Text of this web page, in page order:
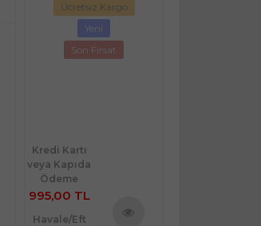
Ücretsiz Kargo
Yeni
Son Fırsat
Kredi Kartı
veya Kapıda
Ödeme
995,00 TL
Havale/Eft